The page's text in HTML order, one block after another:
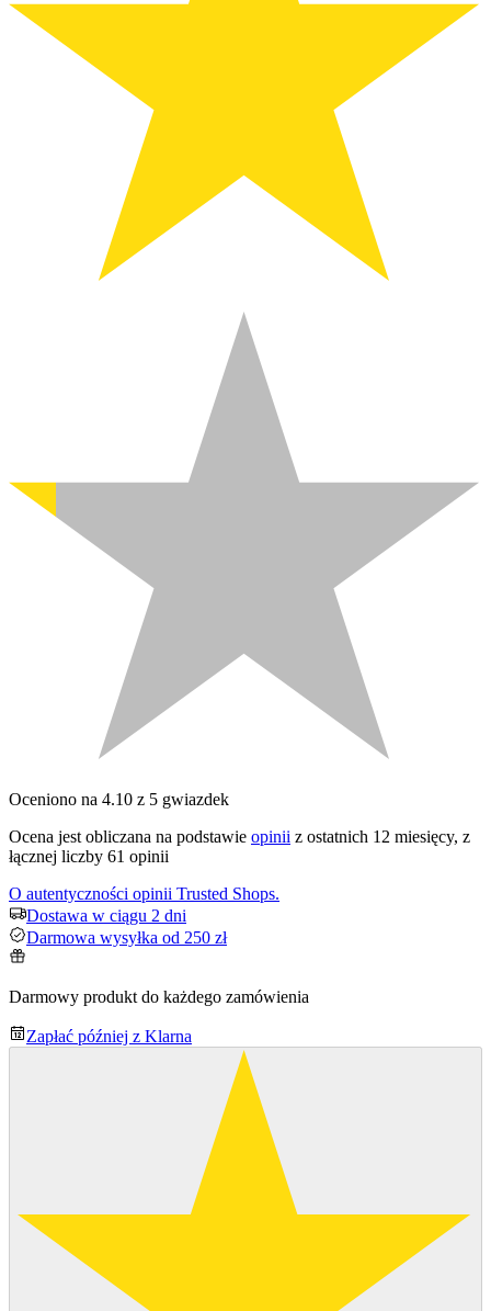
Oceniono na 4.10 z 5 gwiazdek
Ocena jest obliczana na podstawie opinii z ostatnich 12 miesięcy, z
łącznej liczby 61 opinii
O autentyczności opinii Trusted Shops.
Dostawa w ciągu 2 dni
Darmowa wysyłka od 250 zł
Darmowy produkt do każdego zamówienia
Zapłać później z Klarna